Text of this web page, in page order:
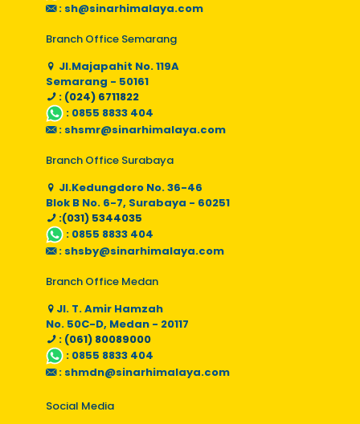
: sh@sinarhimalaya.com
Branch Office Semarang
Jl.Majapahit No. 119A
Semarang - 50161
: (024) 6711822
: 0855 8833 404
: shsmr@sinarhimalaya.com
Branch Office Surabaya
Jl.Kedungdoro No. 36-46
Blok B No. 6-7, Surabaya - 60251
:(031) 5344035
: 0855 8833 404
: shsby@sinarhimalaya.com
Branch Office Medan
Jl. T. Amir Hamzah
No. 50C-D, Medan - 20117
: (061) 80089000
: 0855 8833 404
: shmdn@sinarhimalaya.com
Social Media